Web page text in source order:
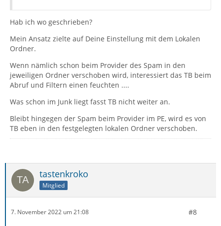
Hab ich wo geschrieben?
Mein Ansatz zielte auf Deine Einstellung mit dem Lokalen
Ordner.
Wenn nämlich schon beim Provider des Spam in den
jeweiligen Ordner verschoben wird, interessiert das TB beim
Abruf und Filtern einen feuchten ....
Was schon im Junk liegt fasst TB nicht weiter an.
Bleibt hingegen der Spam beim Provider im PE, wird es von
TB eben in den festgelegten lokalen Ordner verschoben.
tastenkroko
Mitglied
7. November 2022 um 21:08 #8